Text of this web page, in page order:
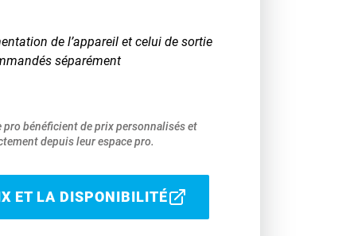
de l’appareil et celui de sortie
séparément
bénéficient de prix personnalisés et
depuis leur espace pro.
ET LA DISPONIBILITÉ